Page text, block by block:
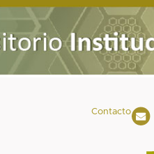
Contacto